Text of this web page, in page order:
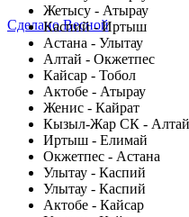
Жетысу - Атырау
Каспий - Иртыш
Астана - Улытау
Алтай - Окжетпес
Кайсар - Тобол
Актобе - Атырау
Женис - Кайрат
Кызыл-Жар СК - Алтай
Иртыш - Елимай
Окжетпес - Астана
Улытау - Каспий
Улытау - Каспий
Актобе - Кайсар
Сделано Весной